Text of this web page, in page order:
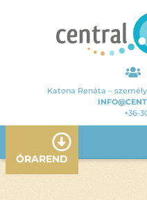
Katona Renáta –
+36-
ÓRAREND